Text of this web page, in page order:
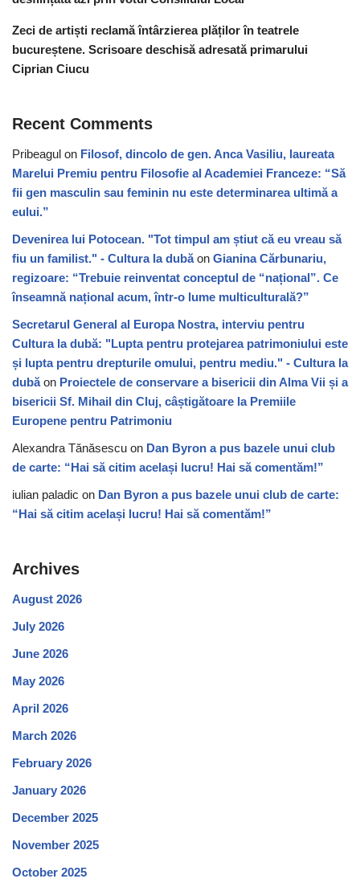
Zeci de artiști reclamă întârzierea plăților în teatrele
bucureștene. Scrisoare deschisă adresată primarului
Ciprian Ciucu
Recent Comments
Pribeagul on Filosof, dincolo de gen. Anca Vasiliu, laureata
Marelui Premiu pentru Filosofie al Academiei Franceze: “Să
fii gen masculin sau feminin nu este determinarea ultimă a
eului.”
Devenirea lui Potocean. "Tot timpul am știut că eu vreau să
fiu un familist." - Cultura la dubăon Gianina Cărbunariu,
regizoare: “Trebuie reinventat conceptul de “național”. Ce
înseamnă național acum, într-o lume multiculturală?”
Secretarul General al Europa Nostra, interviu pentru
Cultura la dubă: "Lupta pentru protejarea patrimoniului este
și lupta pentru drepturile omului, pentru mediu." - Cultura la
dubăon Proiectele de conservare a bisericii din Alma Vii și a
bisericii Sf. Mihail din Cluj, câștigătoare la Premiile
Europene pentru Patrimoniu
Alexandra Tănăsescu on Dan Byron a pus bazele unui club
de carte: “Hai să citim același lucru! Hai să comentăm!”
iulian paladic on Dan Byron a pus bazele unui club de carte:
“Hai să citim același lucru! Hai să comentăm!”
Archives
August 2026
July 2026
June 2026
May 2026
April 2026
March 2026
February 2026
January 2026
December 2025
November 2025
October 2025